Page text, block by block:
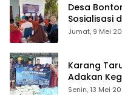
Desa
Sosialisasi
ID
Jumat, 9 Mei
Karang
Adakan
Dhuafa dan
Senin, 13 Mei